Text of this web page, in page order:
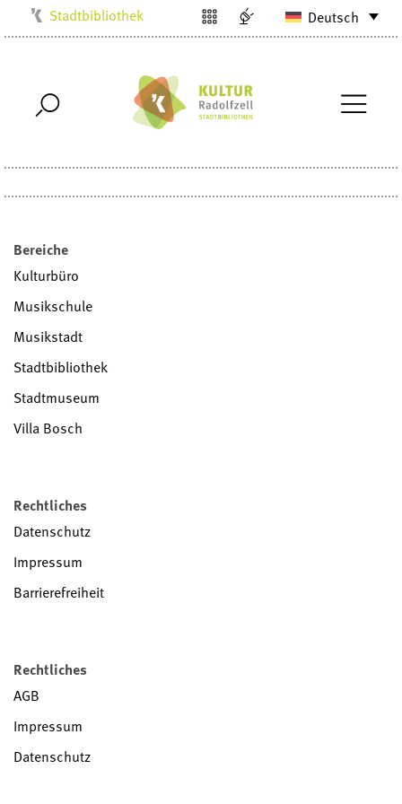
Musikschule
Stadtmuseum
Stadtbibliothek
Villa Bosch
Deutsch
Bereiche
Kulturbüro
Musikschule
Musikstadt
Stadtbibliothek
Stadtmuseum
Villa Bosch
Rechtliches
Datenschutz
Impressum
Barrierefreiheit
Rechtliches
AGB
Impressum
Datenschutz